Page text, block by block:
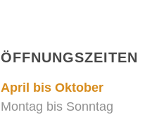
ÖFFNUNGSZEITEN
April bis Oktober
Montag bis Sonntag